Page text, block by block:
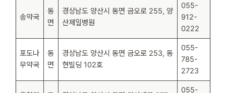
송약국
동
면
경상남도 양산시 동면 금오로 255, 양
산제일병원
055-
912-
0222
포도나
무약국
동
면
경상남도 양산시 동면 금오로 253, 동
현빌딩 102호
055-
785-
2723
055-